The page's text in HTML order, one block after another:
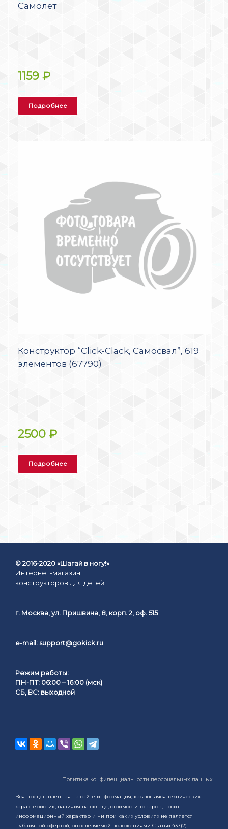
Самолёт
1159 ₽
Подробнее
Конструктор “Click-Clack, Самосвал”, 619
элементов (67790)
2500 ₽
Подробнее
© 2016-2020 «Шагай в ногу!»
Интернет-магазин
конструкторов для детей
г. Москва, ул. Пришвина, 8, корп. 2, оф. 515
e-mail: support@gokick.ru
Режим работы:
ПН-ПТ: 06:00 – 16:00 (мск)
СБ, ВС: выходной
Политика конфиденциальности персональных данных
Вся представленная на сайте информация, касающаяся технических
характеристик, наличия на складе, стоимости товаров, носит
информационный характер и ни при каких условиях не является
публичной офертой, определяемой положениями Статьи 437(2)